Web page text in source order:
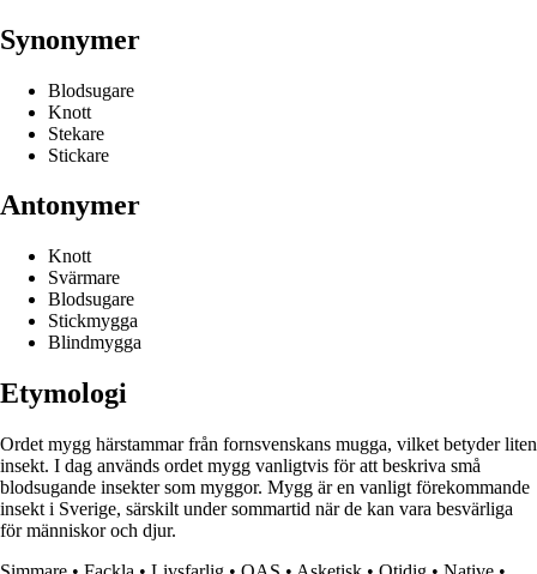
Synonymer
Blodsugare
Knott
Stekare
Stickare
Antonymer
Knott
Svärmare
Blodsugare
Stickmygga
Blindmygga
Etymologi
Ordet mygg härstammar från fornsvenskans mugga, vilket betyder liten
insekt. I dag används ordet mygg vanligtvis för att beskriva små
blodsugande insekter som myggor. Mygg är en vanligt förekommande
insekt i Sverige, särskilt under sommartid när de kan vara besvärliga
för människor och djur.